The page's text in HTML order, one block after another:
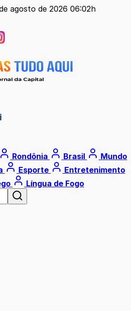
agosto de 2026 06:02h
Rondônia Brasil
Mundo
Esporte
Entretenimento
Língua de Fogo